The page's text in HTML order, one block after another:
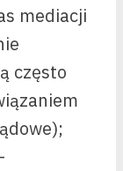
mediacji
często